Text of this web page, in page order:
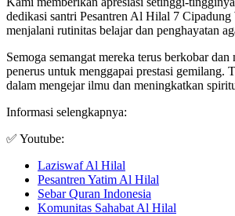
dedikasi santri Pesantren Al Hilal 7 Cipadung
menjalani rutinitas belajar dan penghayatan
Semoga semangat mereka terus berkobar dan
penerus untuk menggapai prestasi gemilang.
dalam mengejar ilmu dan meningkatkan
Informasi selengkapnya:
✅ Youtube:
Laziswaf Al Hilal
Pesantren Yatim Al Hilal
Sebar Quran Indonesia
Komunitas Sahabat Al Hilal